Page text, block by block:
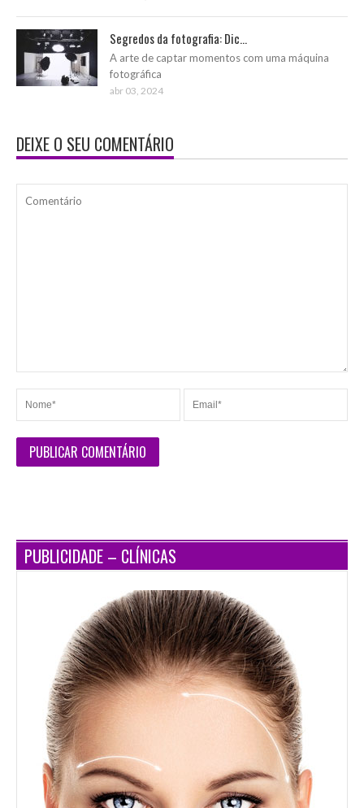
Segredos da fotografia: Dic...
A arte de captar momentos com uma máquina
fotográfica
abr 03, 2024
DEIXE O SEU COMENTÁRIO
PUBLICIDADE – CLÍNICAS